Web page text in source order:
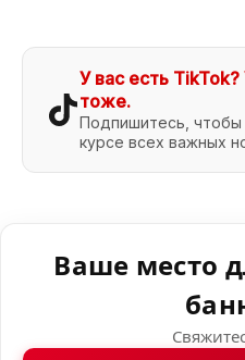
У вас есть TikTok?
тоже.
Подпишитесь, чтобы
курсе всех важных
Ваше место